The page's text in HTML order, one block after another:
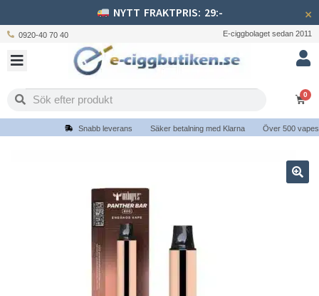
NYTT FRAKTPRIS: 29:- ×
0920-40 70 40 E-ciggbolaget sedan 2011
0
Snabb leverans Säker betalning med Klarna Över 500 vapes